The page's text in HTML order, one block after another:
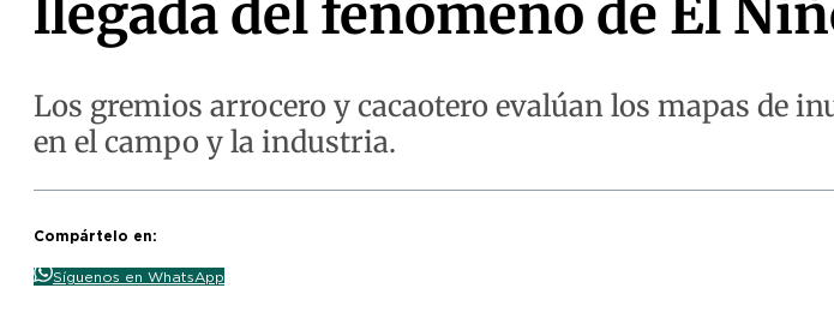
llegada del fenómeno de El
Los gremios arrocero y cacaotero evalúan los mapas de
en el campo y la industria.
Compártelo en:
Síguenos en WhatsApp